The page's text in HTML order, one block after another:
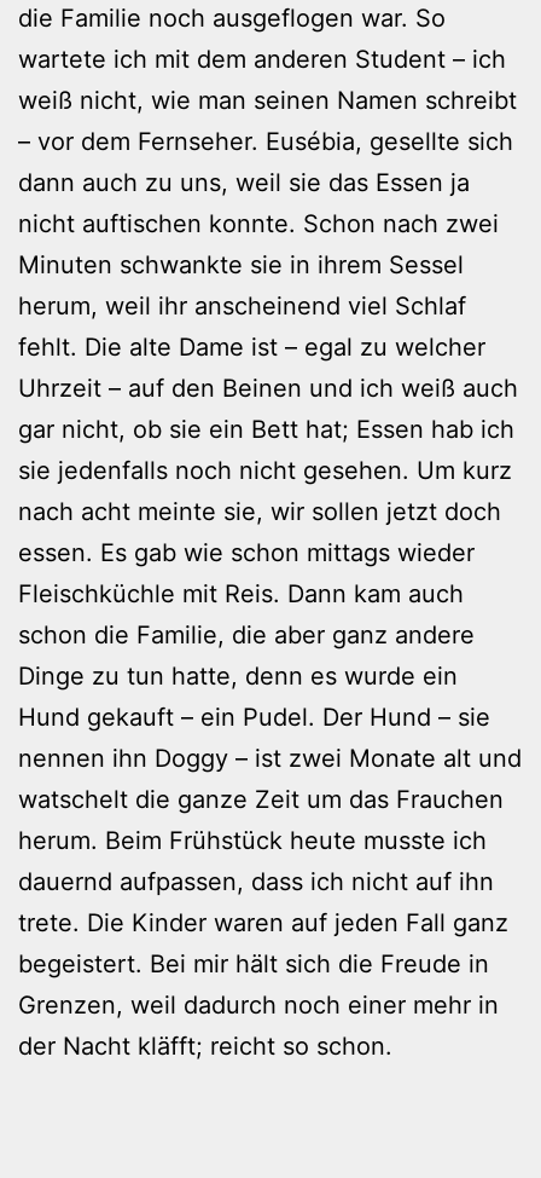
die Familie noch ausgeflogen war. So
wartete ich mit dem anderen Student – ich
weiß nicht, wie man seinen Namen schreibt
– vor dem Fernseher. Eusébia, gesellte sich
dann auch zu uns, weil sie das Essen ja
nicht auftischen konnte. Schon nach zwei
Minuten schwankte sie in ihrem Sessel
herum, weil ihr anscheinend viel Schlaf
fehlt. Die alte Dame ist – egal zu welcher
Uhrzeit – auf den Beinen und ich weiß auch
gar nicht, ob sie ein Bett hat; Essen hab ich
sie jedenfalls noch nicht gesehen. Um kurz
nach acht meinte sie, wir sollen jetzt doch
essen. Es gab wie schon mittags wieder
Fleischküchle mit Reis. Dann kam auch
schon die Familie, die aber ganz andere
Dinge zu tun hatte, denn es wurde ein
Hund gekauft – ein Pudel. Der Hund – sie
nennen ihn Doggy – ist zwei Monate alt und
watschelt die ganze Zeit um das Frauchen
herum. Beim Frühstück heute musste ich
dauernd aufpassen, dass ich nicht auf ihn
trete. Die Kinder waren auf jeden Fall ganz
begeistert. Bei mir hält sich die Freude in
Grenzen, weil dadurch noch einer mehr in
der Nacht kläfft; reicht so schon.